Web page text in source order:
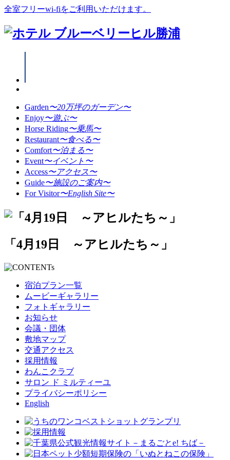
全室フリーwi-fiをご利用いただけます。
Garden〜20万坪のガーデン〜
Enjoy〜遊ぶ〜
Horse Riding〜乗馬〜
Restaurant〜食べる〜
Comfort〜泊まる〜
Event〜イベント〜
Access〜アクセス〜
Guide〜施設のご案内〜
For Visitor〜English Site〜
「4月19日 ～アヒルたち～」
宿泊プラン一覧
ムービーギャラリー
フォトギャラリー
お知らせ
会議・団体
敷地マップ
交通アクセス
採用情報
わんこクラブ
サロン ド ミルティーユ
プライバシーポリシー
English